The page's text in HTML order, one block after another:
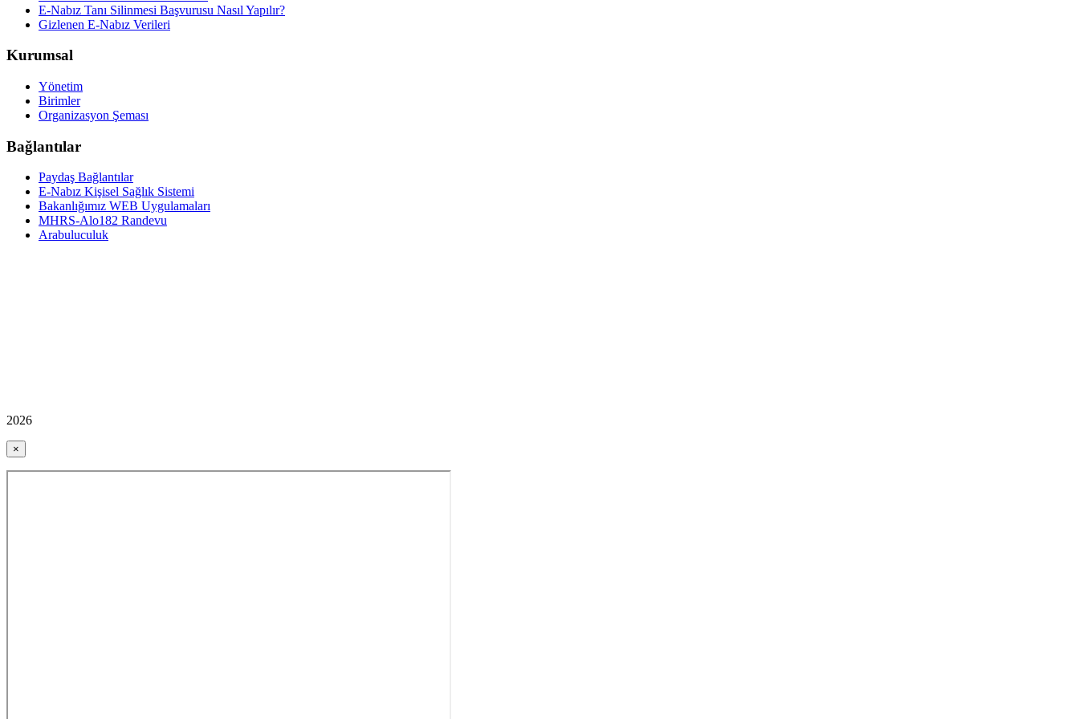
E-Nabız Tanı Silinmesi Başvurusu Nasıl Yapılır?
Gizlenen E-Nabız Verileri
Kurumsal
Yönetim
Birimler
Organizasyon Şeması
Bağlantılar
Paydaş Bağlantılar
E-Nabız Kişisel Sağlık Sistemi
Bakanlığımız WEB Uygulamaları
MHRS-Alo182 Randevu
Arabuluculuk
2026
×